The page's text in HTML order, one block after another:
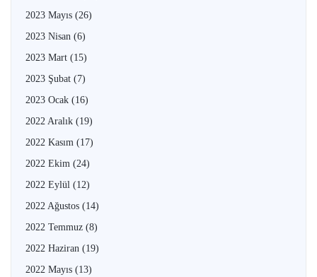
2023 Mayıs (26)
2023 Nisan (6)
2023 Mart (15)
2023 Şubat (7)
2023 Ocak (16)
2022 Aralık (19)
2022 Kasım (17)
2022 Ekim (24)
2022 Eylül (12)
2022 Ağustos (14)
2022 Temmuz (8)
2022 Haziran (19)
2022 Mayıs (13)